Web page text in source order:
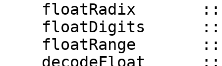
floatRadix :: a
floatDigits ::
floatRange ::
decodeFloat :: a